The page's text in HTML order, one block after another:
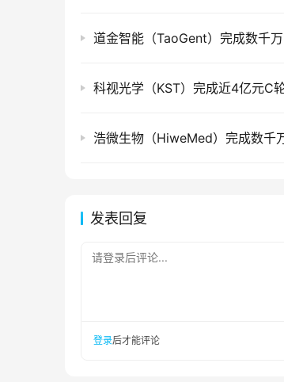
道金智能（TaoGent）完成数千
科视光学（KST）完成近4亿元C
浩微生物（HiweMed）完成数千
发表回复
请登录后评论...
登录后才能评论